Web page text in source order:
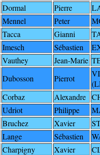
Dormal Pierre
Mennel Peter
Tacca Gianni
Imesch Sébastien
Vauthey Jean-Marie
Dubosson Pierrot
Corbaz Alexandre
Udriot Philippe
Bruchez Xavier
Lange Sébastien
Charpigny Xavier